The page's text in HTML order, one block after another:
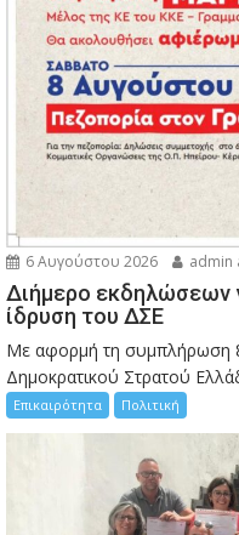
6 Αυγούστου 2026 admin
Διήμερο εκδηλώσεων
ίδρυση του ΔΣΕ
Με αφορμή τη συμπλήρωση
Δημοκρατικού Στρατού
Επικαιρότητα Πολιτική